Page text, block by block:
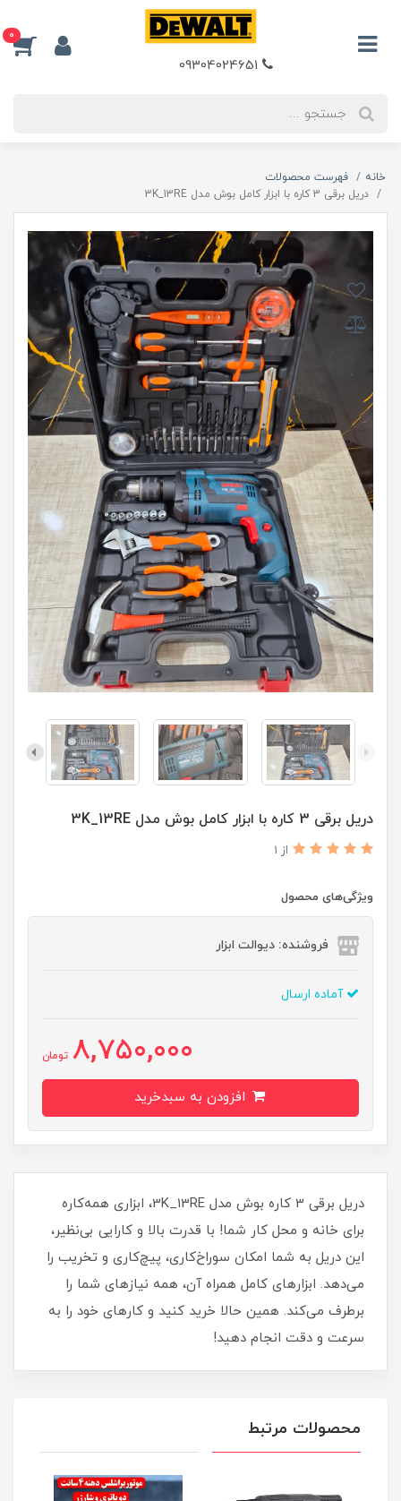
0
خانه
فهرست محصولات
دریل برقی 3 کاره با ابزار کامل بوش مدل 3K_13RE
دریل برقی 3 کاره با ابزار کامل بوش مدل 3K_13RE
از 1
ویژگی‌های محصول
فروشنده: دیوالت ابزار
آماده ارسال
8,750,000 تومان
دریل برقی 3 کاره بوش مدل 3K_13RE، ابزاری همه‌کاره
برای خانه و محل کار شما! با قدرت بالا و کارایی بی‌نظیر،
این دریل به شما امکان سوراخ‌کاری، پیچ‌کاری و تخریب را
می‌دهد. ابزارهای کامل همراه آن، همه نیازهای شما را
برطرف می‌کند. همین حالا خرید کنید و کارهای خود را به
سرعت و دقت انجام دهید!
محصولات مرتبط